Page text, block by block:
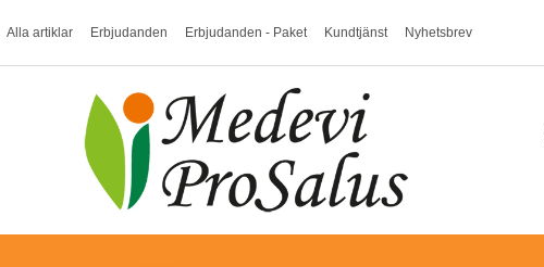
Alla artiklar Erbjudanden Erbjudanden - Paket Kundtjänst Nyhetsbrev